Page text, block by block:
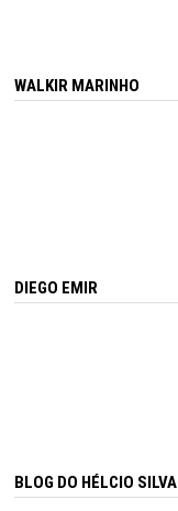
WALKIR MARINHO
DIEGO EMIR
BLOG DO HÉLCIO SILVA